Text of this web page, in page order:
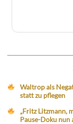
Waltrop als
statt zu pflegen
„Fritz Litzmann,
Pause-Doku nun